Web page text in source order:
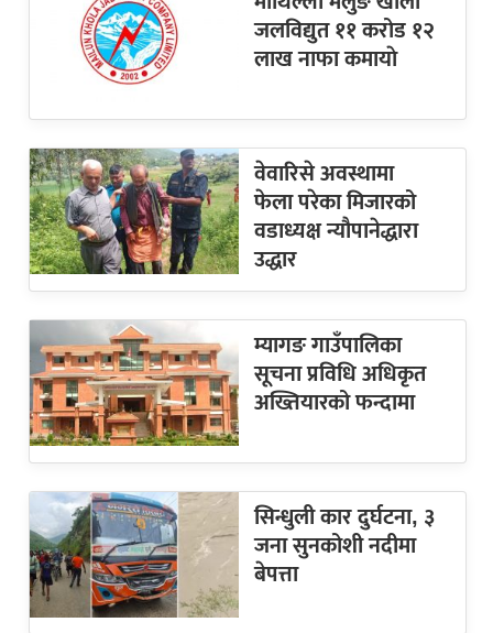
जलविद्युत ११ करोड १२
लाख नाफा कमायाे
वेवारिसे अवस्थामा
फेला परेका मिजारको
वडाध्यक्ष न्यौपानेद्धारा
उद्धार
म्यागङ गाउँपालिका
सूचना प्रविधि अधिकृत
अख्तियारको फन्दामा
सिन्धुली कार दुर्घटना, ३
जना सुनकोशी नदीमा
बेपत्ता